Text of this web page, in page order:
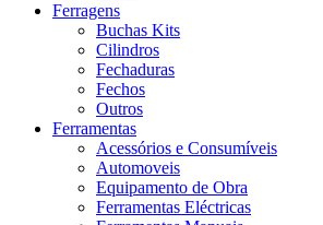
Ferragens
Buchas Kits
Cilindros
Fechaduras
Fechos
Outros
Ferramentas
Acessórios e Consumíveis
Automoveis
Equipamento de Obra
Ferramentas Eléctricas